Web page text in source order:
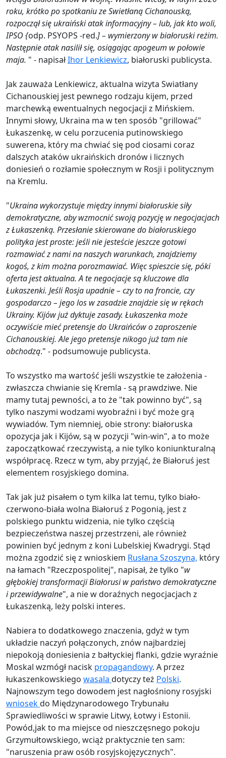
roku, krótko po spotkaniu ze Swietłaną Cichanouską,
rozpoczął się ukraiński atak informacyjny – lub, jak kto woli,
IPSO {odp. PSYOPS -red.] – wymierzony w białoruski reżim.
Następnie atak nasilił się, osiągając apogeum w połowie
maja. " - napisałIhor Lenkiewicz, białoruski publicysta.
Jak zauważa Lenkiewicz, aktualna wizyta Swiatłany
Cichanouskiej jest pewnego rodzaju kijem, przed
marchewką ewentualnych negocjacji z Mińskiem.
Innymi słowy, Ukraina ma w ten sposób "grillować"
Łukaszenkę, w celu porzucenia putinowskiego
suwerena, który ma chwiać się pod ciosami coraz
dalszych ataków ukraińskich dronów i licznych
doniesień o rozłamie społecznym w Rosji i politycznym
na Kremlu.
"Ukraina wykorzystuje między innymi białoruskie siły
demokratyczne, aby wzmocnić swoją pozycję w negocjacjach
z Łukaszenką. Przesłanie skierowane do białoruskiego
polityka jest proste: jeśli nie jesteście jeszcze gotowi
rozmawiać z nami na naszych warunkach, znajdziemy
kogoś, z kim można porozmawiać. Więc spieszcie się, póki
oferta jest aktualna. A te negocjacje są kluczowe dla
Łukaszenki. Jeśli Rosja upadnie – czy to na froncie, czy
gospodarczo – jego los w zasadzie znajdzie się w rękach
Ukrainy. Kijów już dyktuje zasady. Łukaszenka może
oczywiście mieć pretensje do Ukraińców o zaproszenie
Cichanouskiej. Ale jego pretensje nikogo już tam nie
obchodzą." - podsumowuje publicysta.
To wszystko ma wartość jeśli wszystkie te założenia -
zwłaszcza chwianie się Kremla - są prawdziwe. Nie
mamy tutaj pewności, a to że "tak powinno być", są
tylko naszymi wodzami wyobraźni i być może grą
wywiadów. Tym niemniej, obie strony: białoruska
opozycja jak i Kijów, są w pozycji "win-win", a to może
zapoczątkować rzeczywistą, a nie tylko koniunkturalną
współpracę. Rzecz w tym, aby przyjąć, że Białoruś jest
elementem rosyjskiego domina.
Tak jak już pisałem o tym kilka lat temu, tylko biało-
czerwono-biała wolna Białoruś z Pogonią, jest z
polskiego punktu widzenia, nie tylko częścią
bezpieczeństwa naszej przestrzeni, ale również
powinien być jednym z koni Lubelskiej Kwadrygi. Stąd
można zgodzić się z wnioskiem Rusłana Szoszyna, który
na łamach "Rzeczpospolitej", napisał, że tylko "w
głębokiej transformacji Białorusi w państwo demokratyczne
i przewidywalne", a nie w doraźnych negocjacjach z
Łukaszenką, leży polski interes.
Nabiera to dodatkowego znaczenia, gdyż w tym
układzie naczyń połączonych, znów najbardziej
niepokoją doniesienia z bałtyckiej flanki, gdzie wyraźnie
Moskal wzmógł nacisk propagandowy. A przez
łukaszenkowskiego wasala dotyczy też Polski.
Najnowszym tego dowodem jest nagłośniony rosyjski
wniosekdo Międzynarodowego Trybunału
Sprawiedliwości w sprawie Litwy, Łotwy i Estonii.
Powód,jak to ma miejsce od nieszczęsnego pokoju
Grzymułtowskiego, wciąż praktycznie ten sam:
"naruszenia praw osób rosyjskojęzycznych".